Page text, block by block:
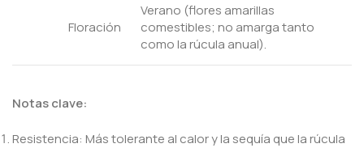
Floración
Verano (flores amarillas
comestibles; no amarga tanto
como la rúcula anual).
Notas clave:
Resistencia: Más tolerante al calor y la sequía que la rúcula